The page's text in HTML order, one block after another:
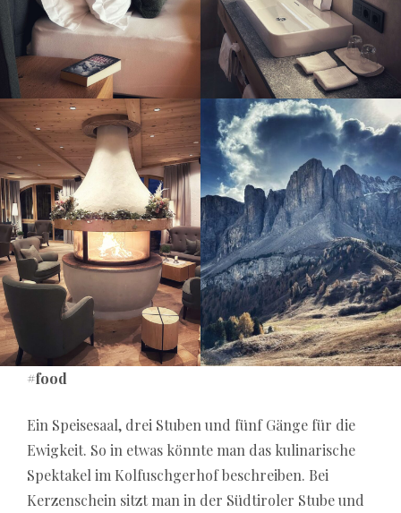
#food
Ein Speisesaal, drei Stuben und fünf Gänge für die
Ewigkeit. So in etwas könnte man das kulinarische
Spektakel im Kolfuschgerhof beschreiben. Bei
Kerzenschein sitzt man in der Südtiroler Stube und